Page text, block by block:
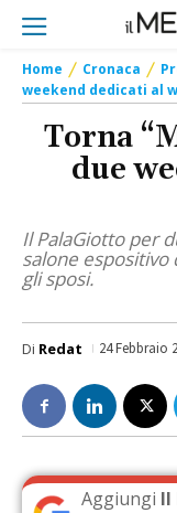
Home Cronaca
weekend dedicati al
Torna
due
Il PalaGiotto per
salone espositivo
gli sposi.
Di Redat 24 Febbraio
Aggiungi Il